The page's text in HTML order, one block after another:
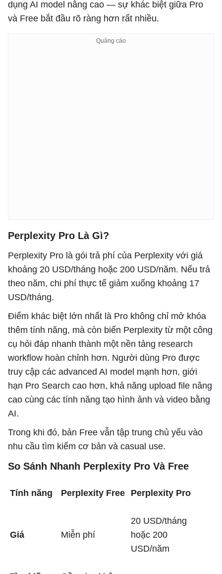
dụng AI model nâng cao — sự khác biệt giữa Pro
và Free bắt đầu rõ ràng hơn rất nhiều.
Perplexity Pro Là Gì?
Perplexity Pro là gói trả phí của Perplexity với giá
khoảng 20 USD/tháng hoặc 200 USD/năm. Nếu trả
theo năm, chi phí thực tế giảm xuống khoảng 17
USD/tháng.
Điểm khác biệt lớn nhất là Pro không chỉ mở khóa
thêm tính năng, mà còn biến Perplexity từ một công
cụ hỏi đáp nhanh thành một nền tảng research
workflow hoàn chỉnh hơn. Người dùng Pro được
truy cập các advanced AI model mạnh hơn, giới
hạn Pro Search cao hơn, khả năng upload file nâng
cao cùng các tính năng tạo hình ảnh và video bằng
AI.
Trong khi đó, bản Free vẫn tập trung chủ yếu vào
nhu cầu tìm kiếm cơ bản và casual use.
So Sánh Nhanh Perplexity Pro Và Free
Tính năng Perplexity Free Perplexity Pro
Giá Miễn phí
20 USD/tháng
hoặc 200
USD/năm